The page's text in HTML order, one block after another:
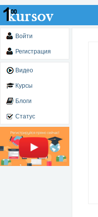
Войти
Регистрация
Видео
Курсы
Блоги
Статус